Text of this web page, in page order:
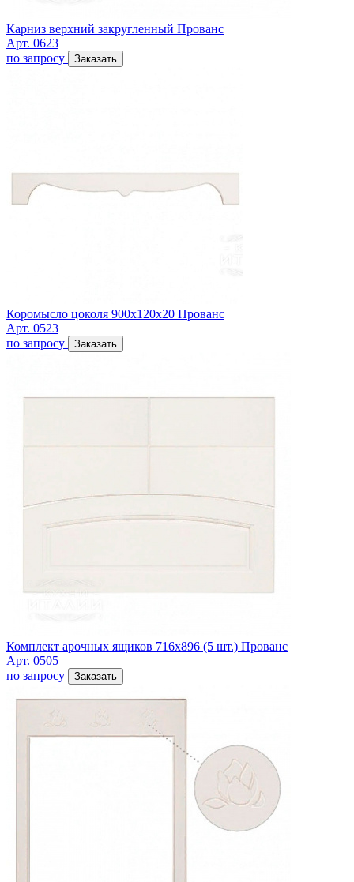
Карниз верхний закругленный Прованс
Арт. 0623
по запросу
Заказать
Коромысло цоколя 900х120х20 Прованс
Арт. 0523
по запросу
Заказать
Комплект арочных ящиков 716х896 (5 шт.) Прованс
Арт. 0505
по запросу
Заказать